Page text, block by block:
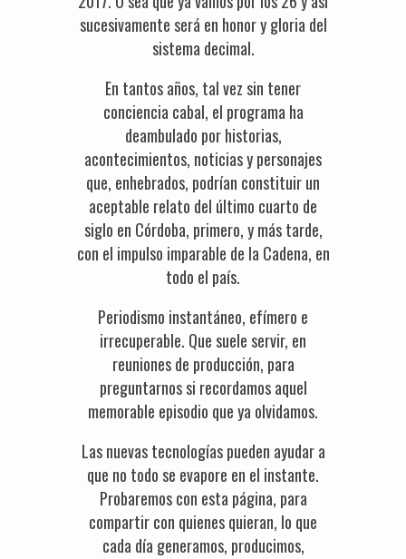
sucesivamente será en honor y gloria del
sistema decimal.
En tantos años, tal vez sin tener
conciencia cabal, el programa ha
deambulado por historias,
acontecimientos, noticias y personajes
que, enhebrados, podrían constituir un
aceptable relato del último cuarto de
siglo en Córdoba, primero, y más tarde,
con el impulso imparable de la Cadena, en
todo el país.
Periodismo instantáneo, efímero e
irrecuperable. Que suele servir, en
reuniones de producción, para
preguntarnos si recordamos aquel
memorable episodio que ya olvidamos.
Las nuevas tecnologías pueden ayudar a
que no todo se evapore en el instante.
Probaremos con esta página, para
compartir con quienes quieran, lo que
cada día generamos, producimos,